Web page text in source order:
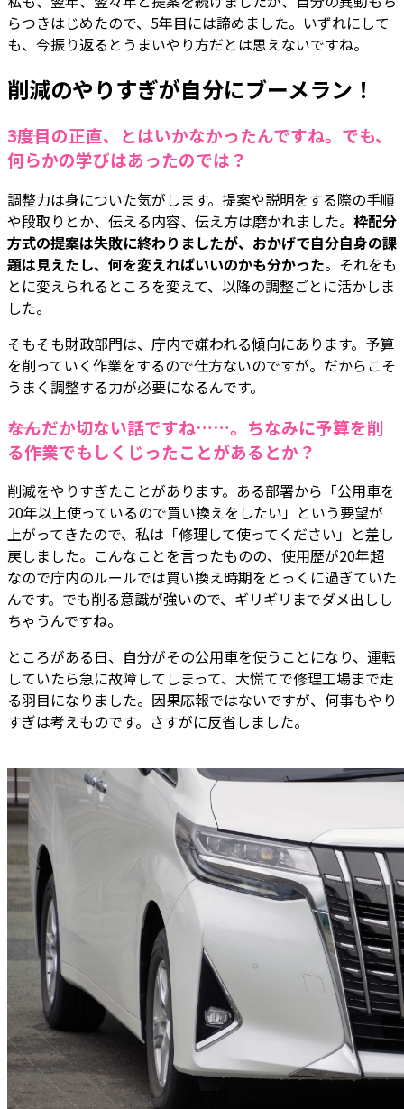
らつきはじめたので、5年目には諦めました。いずれにして
も、今振り返るとうまいやり方だとは思えないですね。
削減のやりすぎが自分にブーメラン！
――3度目の正直、とはいかなかったんですね。でも、
何らかの学びはあったのでは？
調整力は身についた気がします。提案や説明をする際の手順
や段取りとか、伝える内容、伝え方は磨かれました。 枠配分
方式の提案は失敗に終わりましたが、おかげで自分自身の課
題は見えたし、何を変えればいいのかも分かった。それをも
とに変えられるところを変えて、以降の調整ごとに活かしま
した。
そもそも財政部門は、庁内で嫌われる傾向にあります。予算
を削っていく作業をするので仕方ないのですが。だからこそ
うまく調整する力が必要になるんです。
――なんだか切ない話ですね……。ちなみに予算を削
る作業でもしくじったことがあるとか？
削減をやりすぎたことがあります。ある部署から「公用車を
20年以上使っているので買い換えをしたい」という要望が
上がってきたので、私は「修理して使ってください」と差し
戻しました。こんなことを言ったものの、使用歴が20年超
なので庁内のルールでは買い換え時期をとっくに過ぎていた
んです。でも削る意識が強いので、ギリギリまでダメ出しし
ちゃうんですね。
ところがある日、自分がその公用車を使うことになり、運転
していたら急に故障してしまって、大慌てで修理工場まで走
る羽目になりました。因果応報ではないですが、何事もやり
すぎは考えものです。さすがに反省しました。